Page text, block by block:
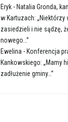
Eryk - Natalia Gronda,
w Kartuzach:
zasiedzieli i nie sądzę,
nowego…”
Ewelina - Konferencja
Kankowskiego: „Mamy
zadłużenie gminy…”